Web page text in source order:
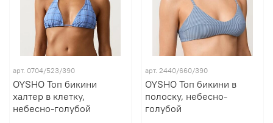
арт. 0704/523/390
OYSHO Топ бикини
халтер в клетку,
небесно-голубой
арт. 2440/660/390
OYSHO Топ бикини в
полоску, небесно-
голубой